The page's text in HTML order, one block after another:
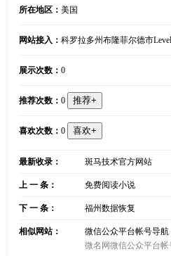
所在地区： 美国
网站接入： 科罗拉多州布隆菲尔德市Level
展示次数： 0
推荐次数： 0
喜欢次数： 0
最新收录： 斑马技术官方网站
上 一 条： 免费阅读小说
下 一 条： 福州数据恢复
相似网站： 微信公众平台帐号导航
微名网微信公众平台